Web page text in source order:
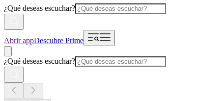
¿Qué deseas escuchar?
Abrir appDescubre Prime
¿Qué deseas escuchar?